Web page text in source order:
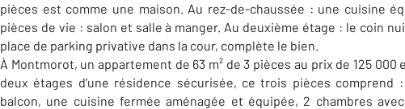
pièces est comme une maison. Au rez-de-chaussée : une cuisine
pièces de vie : salon et salle à manger. Au deuxième étage : le coin
place de parking privative dans la cour, complète le bien.
À Montmorot, un appartement de 63 m² de 3 pièces au prix de 125
deux étages d’une résidence sécurisée, ce trois pièces comprend
balcon, une cuisine fermée aménagée et équipée, 2 chambres